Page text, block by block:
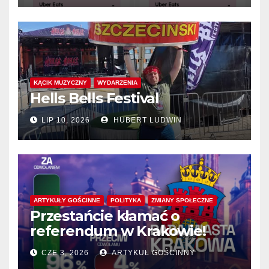
KĄCIK MUZYCZNY WYDARZENIA
Hells Bells Festival
LIP 10, 2026 HUBERT LUDWIN
ARTYKUŁY GOŚCINNE POLITYKA ZMIANY SPOŁECZNE
Przestańcie kłamać o
referendum w Krakowie!
CZE 3, 2026 ARTYKUŁ GOŚCINNY